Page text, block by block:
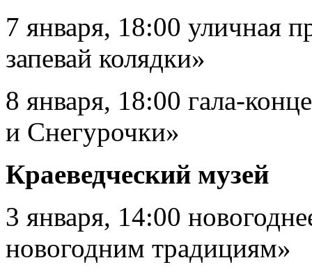
7 января, 18:00 уличная
запевай колядки»
8 января, 18:00 гала-
и Снегурочки»
Краеведческий музей
3 января, 14:00
новогодним традициям»